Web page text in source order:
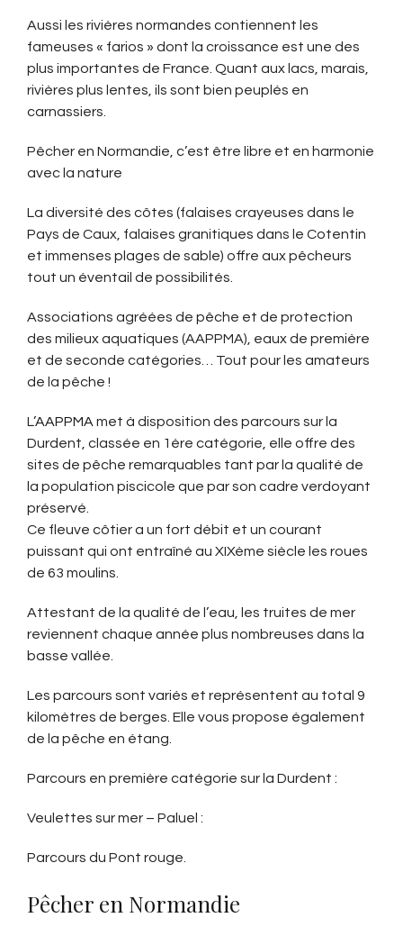
Aussi les rivières normandes contiennent les
fameuses « farios » dont la croissance est une des
plus importantes de France. Quant aux lacs, marais,
rivières plus lentes, ils sont bien peuplés en
carnassiers.
Pêcher en Normandie, c’est être libre et en harmonie
avec la nature
La diversité des côtes (falaises crayeuses dans le
Pays de Caux, falaises granitiques dans le Cotentin
et immenses plages de sable) offre aux pêcheurs
tout un éventail de possibilités.
Associations agréées de pêche et de protection
des milieux aquatiques (AAPPMA), eaux de première
et de seconde catégories… Tout pour les amateurs
de la pêche !
L’AAPPMA met à disposition des parcours sur la
Durdent, classée en 1ère catégorie, elle offre des
sites de pêche remarquables tant par la qualité de
la population piscicole que par son cadre verdoyant
préservé.
Ce fleuve côtier a un fort débit et un courant
puissant qui ont entraîné au XIXème siècle les roues
de 63 moulins.
Attestant de la qualité de l’eau, les truites de mer
reviennent chaque année plus nombreuses dans la
basse vallée.
Les parcours sont variés et représentent au total 9
kilomètres de berges. Elle vous propose également
de la pêche en étang.
Parcours en première catégorie sur la Durdent :
Veulettes sur mer – Paluel :
Parcours du Pont rouge.
Pêcher en Normandie